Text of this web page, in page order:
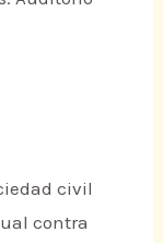
civil
contra